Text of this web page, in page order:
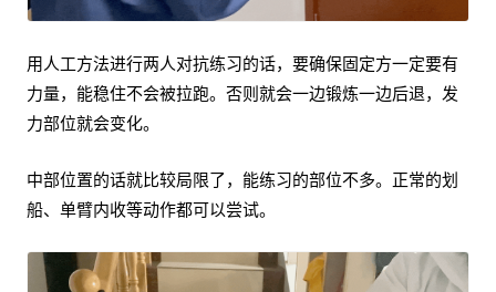
用人工方法进行两人对抗练习的话，要确保固定方一定要有
力量，能稳住不会被拉跑。否则就会一边锻炼一边后退，发
力部位就会变化。
中部位置的话就比较局限了，能练习的部位不多。正常的划
船、单臂内收等动作都可以尝试。